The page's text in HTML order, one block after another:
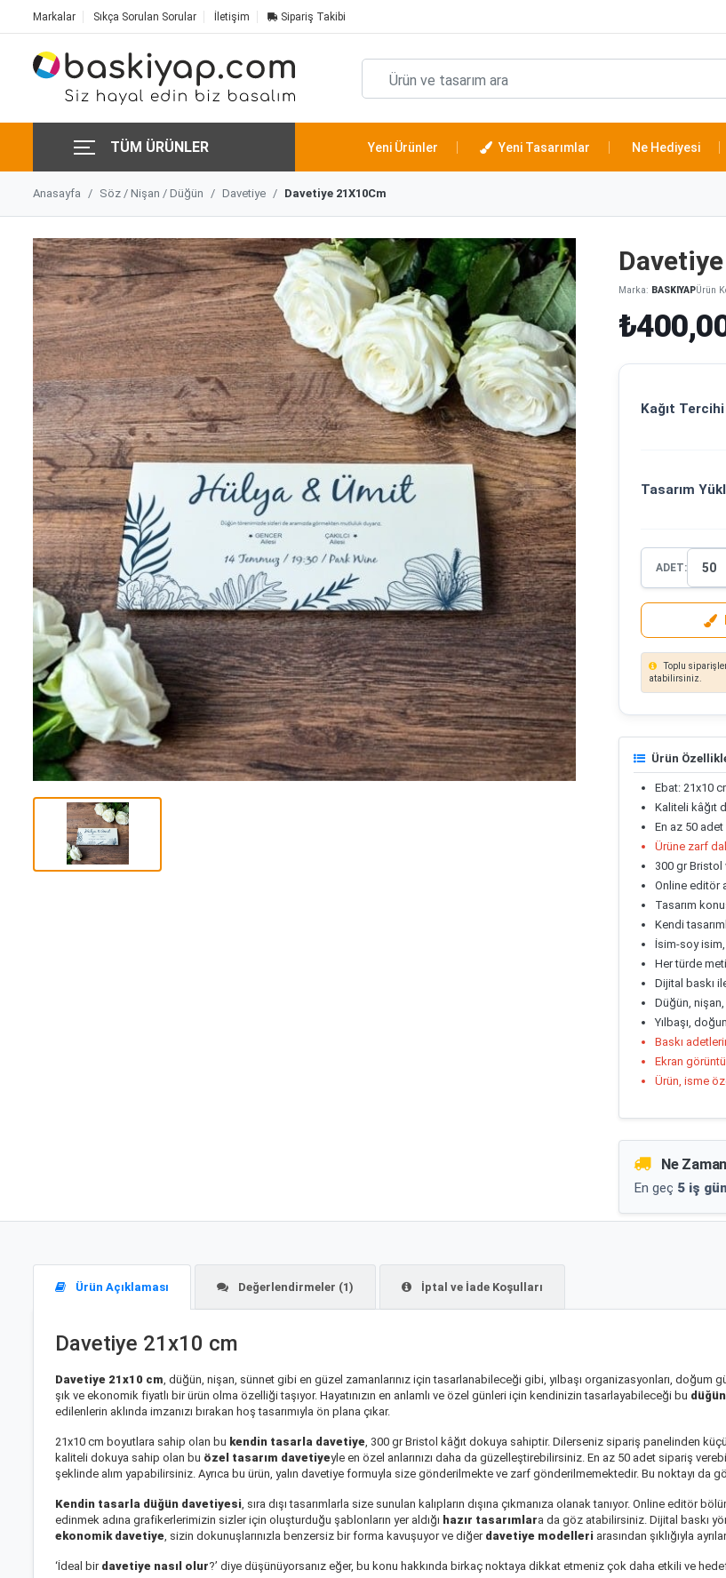
Markalar Sıkça Sorulan Sorular İletişim Sipariş Takibi
TÜM ÜRÜNLER Yeni Ürünler Yeni Tasarımlar Ne Hediyesi
Anasayfa Söz / Nişan / Düğün Davetiye Davetiye 21X10Cm
Marka: BASKIYAPÜrün
Kağıt Tercihi
Tasarım
ADET:
Toplu
atabilirsiniz.
Ürün
Ebat: 21x10
Kaliteli kâğıt
En az 50
Ürüne zarf
300 gr Bristol
Online editör
Tasarım
Kendi
İsim-soy
Her türde
Dijital baskı
Düğün,
Yılbaşı,
Baskı
Ekran
Ürün, isme
Ne
En geç 5 iş
Ürün Açıklaması Değerlendirmeler (1) İptal ve İade Koşulları
Davetiye 21x10 cm
Davetiye 21x10 cm, düğün, nişan, sünnet gibi en güzel zamanlarınız için tasarlanabileceği gibi, yılbaşı organizasyonları,
şık ve ekonomik fiyatlı bir ürün olma özelliği taşıyor. Hayatınızın en anlamlı ve özel günleri için kendinizin tasarlayabileceği bu
edilenlerin aklında imzanızı bırakan hoş tasarımıyla ön plana çıkar.
21x10 cm boyutlara sahip olan bu kendin tasarla davetiye, 300 gr Bristol kâğıt dokuya sahiptir. Dilerseniz sipariş panelinden
kaliteli dokuya sahip olan bu özel tasarım davetiyeyle en özel anlarınızı daha da güzelleştirebilirsiniz. En az 50 adet sipariş
şeklinde alım yapabilirsiniz. Ayrıca bu ürün, yalın davetiye formuyla size gönderilmekte ve zarf gönderilmemektedir. Bu noktayı da
Kendin tasarla düğün davetiyesi, sıra dışı tasarımlarla size sunulan kalıpların dışına çıkmanıza olanak tanıyor. Online editör
edinmek adına grafikerlerimizin sizler için oluşturduğu şablonların yer aldığı hazır tasarımlara da göz atabilirsiniz. Dijital baskı
ekonomik davetiye, sizin dokunuşlarınızla benzersiz bir forma kavuşuyor ve diğer davetiye modelleri arasından şıklığıyla
‘İdeal bir davetiye nasıl olur?’ diye düşünüyorsanız eğer, bu konu hakkında birkaç noktaya dikkat etmeniz çok daha etkili ve